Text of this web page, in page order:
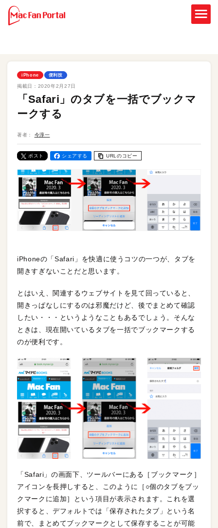
iPhone 便利技
掲載日： 2020年2月27日
「Safari」のタブを一括でブックマ
ークする
著者： 今淳一
ポスト シェアする URLのコピー
iPhoneの「Safari」を快適に使うコツの一つが、タブを
開きすぎないことだと思います。
とはいえ、関連するウェブサイトを見て回っていると、
開きっぱなしにするのは邪魔だけど、後でまとめて確認
したい・・・というようなこともあるでしょう。そんな
ときは、現在開いているタブを一括でブックマークする
のが便利です。
「Safari」の画面下、ツールバーにある［ブックマーク］
アイコンを長押しすると、このように［○個のタブをブッ
クマークに追加］という項目が表示されます。これを選
択すると、デフォルトでは「保存されたタブ」という名
前で、まとめてブックマークとして保存することが可能